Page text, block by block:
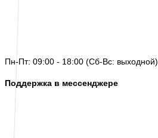
Пн-Пт: 09:00 - 18:00 (Сб-Вс: выходной)
Поддержка в мессенджере